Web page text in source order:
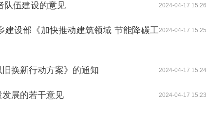
2024-04-17 15:26
队伍建设的意见
2024-04-17 15:25
建设部《加快推动建筑领域 节能降碳工
2024-04-17 15:24
换新行动方案》的通知
2024-04-17 15:23
展的若干意见